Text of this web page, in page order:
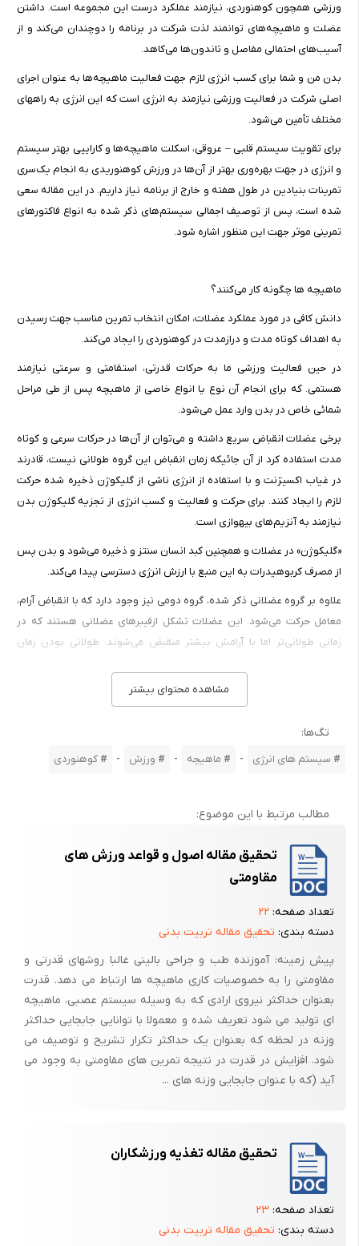
ورزشی همچون کوهنوردی، نیازمند عملکرد درست این مجموعه است. داشتن
عضلت و ماهیچه‌های توانمند لذت شرکت در برنامه را دوچندان می‌کند و از
آسیب‌های احتمالی مفاصل و تاندون‌ها می‌کاهد.
بدن من و شما برای کسب انرژی لازم جهت فعالیت ماهیچه‌ها به عنوان اجرای
اصلی شرکت در فعالیت ورزشی نیازمند به انرژی است که این انرژی به راههای
مختلف تأمین می‌شود.
برای تقویت سیستم قلبی – عروقی، اسکلت ماهیچه‌ها و کاراییی بهتر سیستم
و انرژی در جهت بهره‌وری بهتر از آن‌ها در ورزش کوهنوریدی به انجام یک‌سری
تمرینات بنیادین در طول هفته و خارج از برنامه نیاز داریم. در این مقاله سعی
شده است، پس از توصیف اجمالی سیستم‌های ذکر شده به انواع فاکتورهای
تمرینی موثر جهت این منظور اشاره شود.
ماهیچه‌ ها چگونه کار می‌کنند؟
دانش کافی در مورد عملکرد عضلات، امکان انتخاب تمرین مناسب جهت رسیدن
به اهداف کوتاه مدت و درازمدت در کوهنوردی را ایجاد می‌کند.
در حین فعالیت ورزشی ما به حرکات قدرتی، استقامتی و سرعتی نیازمند
هستمی. که برای انجام آن نوع یا انواع خاصی از ماهیچه پس از طی مراحل
شمائی خاص در بدن وارد عمل می‌شود.
برخی عضلات انقباض سریع داشته و می‌توان از آن‌ها در حرکات سرعی و کوتاه
مدت استفاده کرد از آن جائیکه زمان انقباض این گروه طولانی نیست، قادرند
در غیاب اکسیژنت و با استفاده از انرژی ناشی از گلیکوژن ذخیره شده حرکت
لازم را ایجاد کنند. برای حرکت و فعالیت و کسب انرژی از تجزیه گلیکوژن بدن
نیازمند به آنزیم‌های بیهوازی است.
«گلیکوژن» در عضلات و همچنین کبد انسان سنتز و ذخیره می‌شود و بدن پس
از مصرف کربوهیدرات به این منبع با ارزش انرژی دسترسی پیدا می‌کند.
علاوه بر گروه عضلانی ذکر شده، گروه دومی نیز وجود دارد که با انقباض آرام،
معامل حرکت می‌شود. این عضلات تشکل ازفیبرهای عضلانی هستند که در
زمانی طولانی‌تر اما با آرامش بیشتر منقبض می‌شوند. طولانی بودن زمان
فعالیت در شرایط بیهوازی نیستند. حضور اکسیژن قدرت این عضلات را بیشتر
عضلات سازنده پاها، ران، تنه، شیبت که به قسط وضعیت بدن کمک می‌کنند و
جزو گروه عضلات طویل هستند، عموماً در گروه دوم قرار دارند.
همانطور که ذکر شد، عضله برای فعالیت و انجام کار نیازمند به انرژی است. و
عضلانی ATp است. بر اساس قانون اول ترمودینامیک انرژی هرگز بوجود
نمی‌آید و از بین هم نمی‌رود بلکه از شکلی به شکل دیگر و سرانجام به گرما
همین قانون به انرژی مکانیکی در انقباضات عضلانی تبدیل می‌شود.
ملکول ATp می‌شکند و انرژی لازم آزاد می‌شود.
موجود در تار عضلانی
البته انرژی ذخیره شده در یک ملکول ATp تنها جهت 2 یا 3 انقباض عضلانی
کند وبا یک انقباض سریع مصرف می‌شود و کافی است. پس نیاز بهوجود ATp
بیشتر، حیاتی است!!
به شرح مختصر می‌پردازیم.
سیستم‌های مختلف تولید ATp
الف – سیستم آنزیمی فعالیتهای سرعتی: در جائیکه سرعت عضله اصلی‌ترین
منظور ار بکار گرفتن آن است ATp مورد نیاز از ساده‌ترین دستگاه انرژی که
مشاهده محتوای بیشتر
تگ‌ها:
سیستم های انرژی - ماهیچه‌ - ورزش - کوهنوردی
مطالب مرتبط با این موضوع:
تحقیق مقاله اصول و قواعد ورزش های
مقاومتی
تعداد صفحه: ۲۲
دسته بندی: تحقیق مقاله تربیت بدنی
پیش زمینه: آموزنده طب و جراحی بالینی غالبا روشهای قدرتی و
مقاومتی را به خصوصیات کاری ماهیچه ها ارتباط می دهد. قدرت
بعنوان حداکثر نیروی ارادی که به وسیله سیستم عصبی، ماهیچه
ای تولید می شود تعریف شده و معمولا با توانایی جابجایی حداکثر
وزنه در لحظه که بعنوان یک حداکثر تکرار تشریح و توصیف می
شود. افزایش در قدرت در نتیجه تمرین های مقاومتی به وجود می
آید (که با عنوان جابجایی وزنه های ...
تحقیق مقاله تغذیه ورزشکاران
تعداد صفحه: ۲۳
دسته بندی: تحقیق مقاله تربیت بدنی